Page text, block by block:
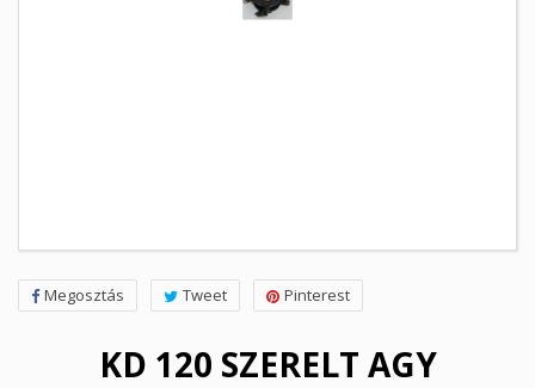
Megosztás Tweet Pinterest
KD 120 SZERELT AGY